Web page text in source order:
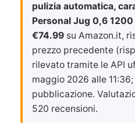
pulizia automatica,
Personal Jug 0,6
€74.99 su Amazon.it,
prezzo precedente
rilevato tramite le API
maggio 2026 alle 11:36
pubblicazione.
520 recensioni.